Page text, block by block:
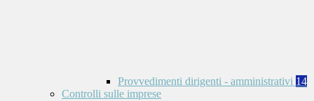
Provvedimenti dirigenti - amministrativi 14
Controlli sulle imprese